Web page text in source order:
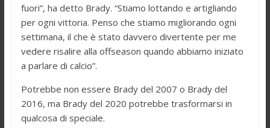
fuori”, ha detto Brady. “Stiamo lottando e artigliando
per ogni vittoria. Penso che stiamo migliorando ogni
settimana, il che è stato davvero divertente per me
vedere risalire alla offseason quando abbiamo iniziato
a parlare di calcio”.
Potrebbe non essere Brady del 2007 o Brady del
2016, ma Brady del 2020 potrebbe trasformarsi in
qualcosa di speciale.